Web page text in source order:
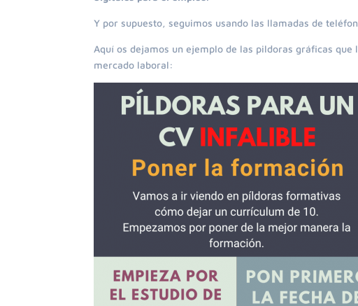
Y por supuesto, seguimos usando las llamadas de
Aquí os dejamos un ejemplo de las pildoras gráficas
mercado laboral: